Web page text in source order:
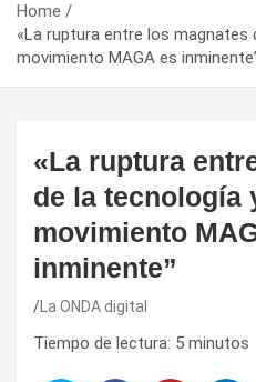
Home
«La ruptura entre los magnates
movimiento MAGA es
«La ruptura
de la tecnología
movimiento
inminente”
La ONDA digital
Tiempo de lectura: 5 minutos